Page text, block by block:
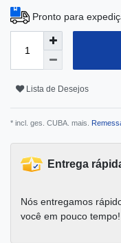
Pronto para
Lista de Desejos
* incl. ges. CUBA. mais.
Entrega
Nós entregamos
você em pouco tempo!